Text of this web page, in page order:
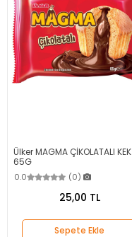
Ülker MAGMA ÇİKOLATALI KEK
65G
0.0 (0)
25,00 TL
Sepete Ekle